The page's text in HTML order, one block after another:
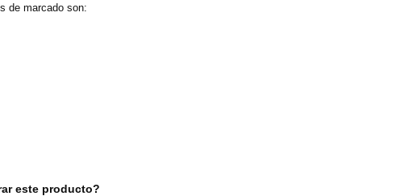
de marcado son:
este producto?